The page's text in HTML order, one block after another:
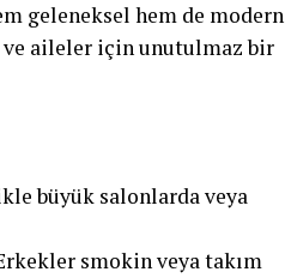
geleneksel hem de modern
ve aileler için unutulmaz bir
büyük salonlarda veya
smokin veya takım